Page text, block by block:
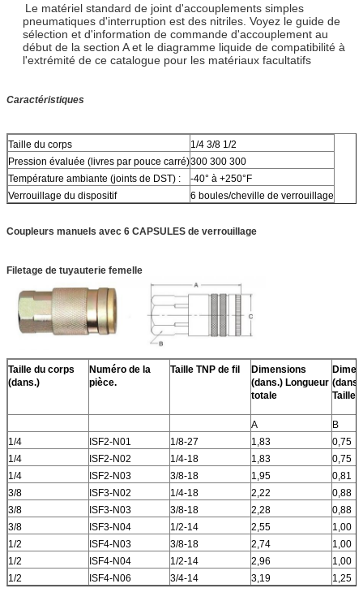
Le matériel standard de joint d'accouplements simples
pneumatiques d'interruption est des nitriles. Voyez le guide de
sélection et d'information de commande d'accouplement au
début de la section A et le diagramme liquide de compatibilité à
l'extrémité de ce catalogue pour les matériaux facultatifs
Caractéristiques
Taille du corps
1/4 3/8 1/2
Pression évaluée (livres par pouce carré)300 300 300
Température ambiante (joints de DST) :
-40° à +250°F
Verrouillage du dispositif
6 boules/cheville de verrouillage
Coupleurs manuels avec 6 CAPSULES de verrouillage
Filetage de tuyauterie femelle
Taille du corps
(dans.)
Numéro de la
pièce.
Taille TNP de fil
Dimensions
(dans.) Longueur
totale
(dans.)
Taille
A
B
1/4
ISF2-N01 1/8-27 1,83
0,75
1/4
ISF2-N02 1/4-18 1,83
0,75
1/4
ISF2-N03 3/8-18 1,95
0,81
3/8
ISF3-N02 1/4-18 2,22
0,88
3/8
ISF3-N03 3/8-18 2,28
0,88
3/8
ISF3-N04 1/2-14 2,55
1,00
1/2
ISF4-N03 3/8-18 2,74
1,00
1/2
ISF4-N04 1/2-14 2,96
1,00
1/2
ISF4-N06 3/4-14 3,19 1,25